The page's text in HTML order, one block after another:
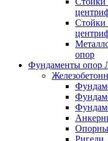
Стойки
опор
Фундаменты опор
Ригели